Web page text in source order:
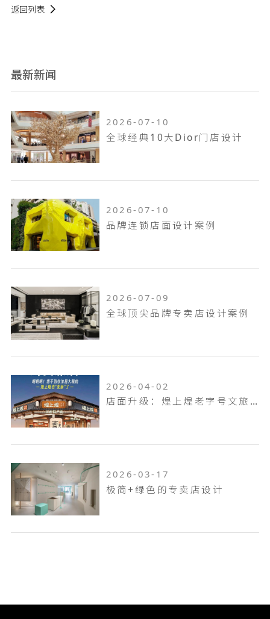
返回列表
最新新闻
2026-07-10
全球经典10大Dior门店设计
2026-07-10
品牌连锁店面设计案例
2026-07-09
全球顶尖品牌专卖店设计案例
2026-04-02
店面升级：煌上煌老字号文旅店
2026-03-17
极简+绿色的专卖店设计